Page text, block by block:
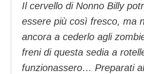
Il cervello di Nonno Billy
essere più così fresco, ma
ancora a cederlo agli
freni di questa sedia a
funzionassero… Preparati al